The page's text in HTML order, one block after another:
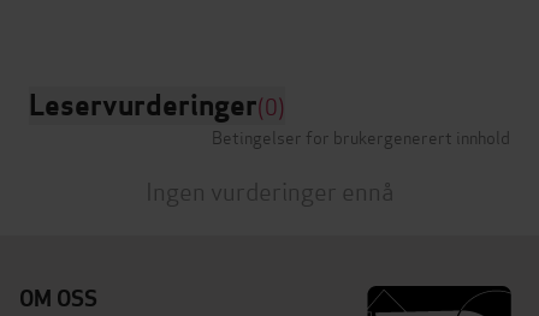
Leservurderinger(0)
Betingelser for brukergenerert innhold
Ingen vurderinger ennå
OM OSS